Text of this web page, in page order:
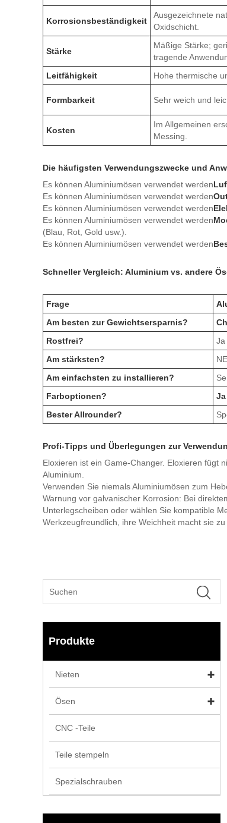
Korrosionsbeständigkeit
Ausgezeichnete
Oxidschicht.
Stärke
Mäßige Stärke;
tragende
Leitfähigkeit
Hohe thermische
Formbarkeit Sehr weich und
Kosten
Im Allgemeinen
Messing.
Die häufigsten Verwendungszwecke und
Es können Aluminiumösen verwendet werden
Es können Aluminiumösen verwendet werden
Es können Aluminiumösen verwendet werden
Es können Aluminiumösen verwendet werden
(Blau, Rot, Gold usw.).
Es können Aluminiumösen verwendet werden
Schneller Vergleich: Aluminium vs. andere
Frage
Am besten zur Gewichtsersparnis?
Rostfrei?
Ja
Am stärksten?
Am einfachsten zu installieren?
Farboptionen?
Bester Allrounder?
Profi-Tipps und Überlegungen zur
Eloxieren ist ein Game-Changer. Eloxieren fügt
Aluminium.
Verwenden Sie niemals Aluminiumösen zum
Warnung vor galvanischer Korrosion: Bei
Unterlegscheiben oder wählen Sie kompatible
Werkzeugfreundlich, ihre Weichheit macht sie
Produkte
Nieten
Ösen
CNC -Teile
Teile stempeln
Spezialschrauben